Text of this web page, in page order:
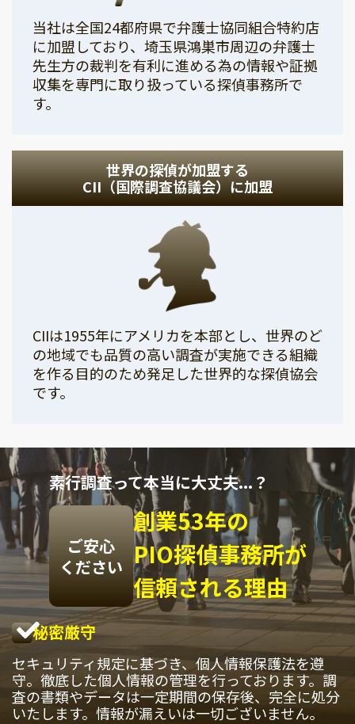
当社は全国24都府県で弁護士協同組合特約店
に加盟しており、埼玉県鴻巣市周辺の弁護士
先生方の裁判を有利に進める為の情報や証拠
収集を専門に取り扱っている探偵事務所で
す。
世界の探偵が加盟する
CII（国際調査協議会）に加盟
CIIは1955年にアメリカを本部とし、世界のど
の地域でも品質の高い調査が実施できる組織
を作る目的のため発足した世界的な探偵協会
です。
素行調査って本当に大丈夫...？
ご安心
ください
創業53年の
PIO探偵事務所が
信頼される理由
秘密厳守
セキュリティ規定に基づき、個人情報保護法を遵
守。徹底した個人情報の管理を行っております。調
査の書類やデータは一定期間の保存後、完全に処分
いたします。情報が漏えいは一切ございません。